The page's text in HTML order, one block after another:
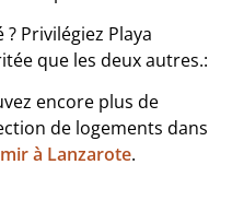
Privilégiez Playa
que les deux autres.:
encore plus de
de logements dans
à Lanzarote.